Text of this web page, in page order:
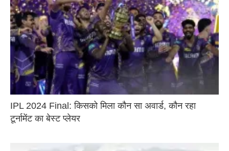
IPL 2024 Final: किसको मिला कौन सा अवार्ड, कौन रहा
टूर्नामेंट का बेस्ट प्लेयर